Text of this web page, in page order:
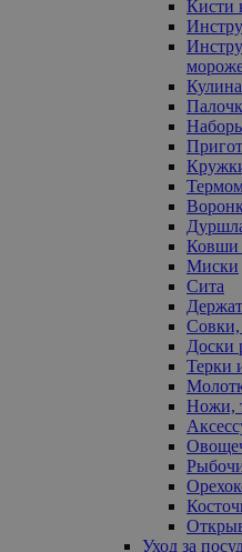
Кисти
Ковши
Миски
Сита
Совки,
Доски
Терки
Ножи,
Уход за